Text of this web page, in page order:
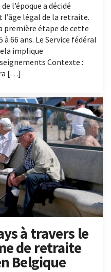
l’époque a décidé
légal de la retraite.
première étape de cette
à 66 ans. Le Service fédéral
implique
Contexte :
[…]
à travers le
de retraite
Belgique